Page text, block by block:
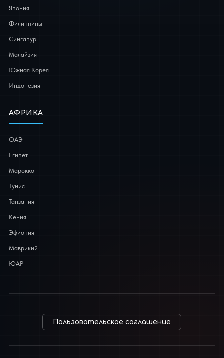
Япония
Филиппины
Сингапур
Малайзия
Южная Корея
Индонезия
АФРИКА
ОАЭ
Египет
Марокко
Тунис
Танзания
Кения
Эфиопия
Маврикий
ЮАР
Пользовательское соглашение